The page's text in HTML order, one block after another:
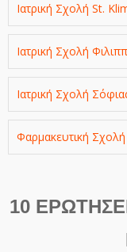
Ιατρική Σχολή St.
Ιατρική Σχολή
Ιατρική Σχολή
Φαρμακευτική Σχολή
10